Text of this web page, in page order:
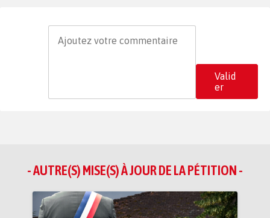
Valid
er
- AUTRE(S) MISE(S) À JOUR DE LA PÉTITION -